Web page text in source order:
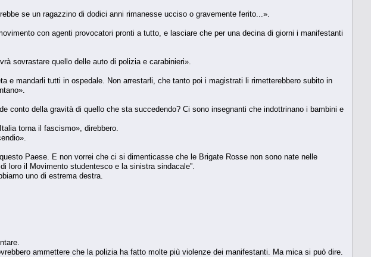
se un ragazzino di dodici anni rimanesse ucciso o gravemente ferito...».
con agenti provocatori pronti a tutto, e lasciare che per una decina di giorni i manifestanti
sovrastare quello delle auto di polizia e carabinieri».
e mandarli tutti in ospedale. Non arrestarli, che tanto poi i magistrati li rimetterebbero subito in
conto della gravità di quello che sta succedendo? Ci sono insegnanti che indottrinano i bambini e
torna il fascismo», direbbero.
Paese. E non vorrei che ci si dimenticasse che le Brigate Rosse non sono nate nelle
loro il Movimento studentesco e la sinistra sindacale”.
uno di estrema destra.
ammettere che la polizia ha fatto molte più violenze dei manifestanti. Ma mica si può dire.